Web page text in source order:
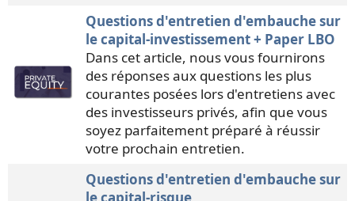
Questions d'entretien d'embauche sur
le capital-investissement + Paper LBO
Dans cet article, nous vous fournirons
des réponses aux questions les plus
courantes posées lors d'entretiens avec
des investisseurs privés, afin que vous
soyez parfaitement préparé à réussir
votre prochain entretien.
Questions d'entretien d'embauche sur
le capital-risque